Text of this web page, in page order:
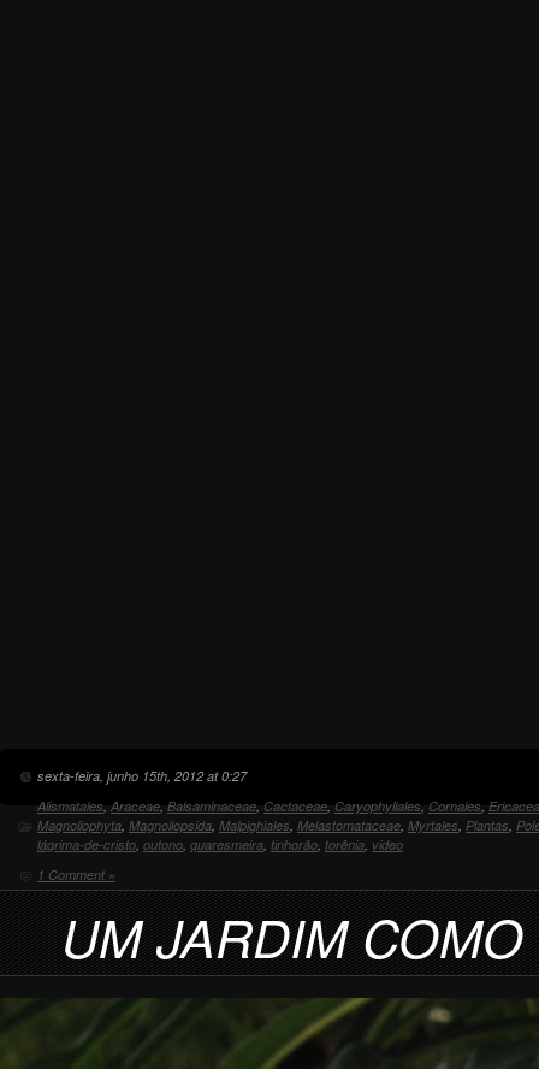
sexta-feira, junho 15th, 2012 at 0:27
Alismatales, Araceae, Balsaminaceae, Cactaceae, Caryophyllales, Cornales,
Magnoliophyta Magnoliopsida Malpighiales Melastomataceae Myrtales Plantas
lágrima-de-cristo outono quaresmeira tinhorão torênia video
1 Comment »
UM JARDIM